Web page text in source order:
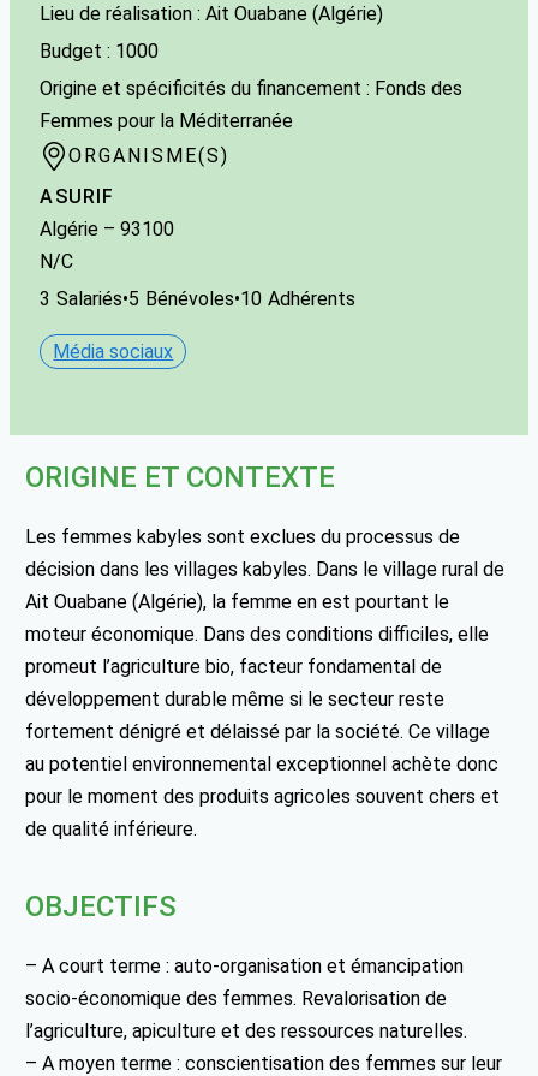
Lieu de réalisation : Ait Ouabane (Algérie)
Budget : 1000
Origine et spécificités du financement : Fonds des
Femmes pour la Méditerranée
ORGANISME(S)
ASURIF
Algérie –93100
N/C
3 Salariés•5 Bénévoles•10 Adhérents
Média sociaux
ORIGINE ET CONTEXTE
Les femmes kabyles sont exclues du processus de
décision dans les villages kabyles. Dans le village rural de
Ait Ouabane (Algérie), la femme en est pourtant le
moteur économique. Dans des conditions difficiles, elle
promeut l’agriculture bio, facteur fondamental de
développement durable même si le secteur reste
fortement dénigré et délaissé par la société. Ce village
au potentiel environnemental exceptionnel achète donc
pour le moment des produits agricoles souvent chers et
de qualité inférieure.
OBJECTIFS
– A court terme : auto-organisation et émancipation
socio-économique des femmes. Revalorisation de
l’agriculture, apiculture et des ressources naturelles.
– A moyen terme : conscientisation des femmes sur leur